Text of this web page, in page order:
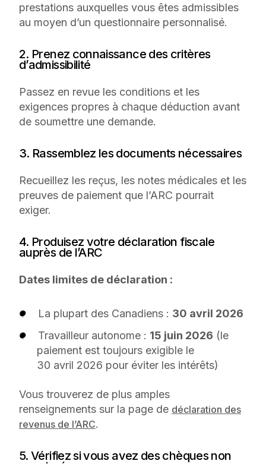
prestations auxquelles vous êtes admissibles
au moyen d’un questionnaire personnalisé.
2. Prenez connaissance des critères
d’admissibilité
Passez en revue les conditions et les
exigences propres à chaque déduction avant
de soumettre une demande.
3. Rassemblez les documents nécessaires
Recueillez les reçus, les notes médicales et les
preuves de paiement que l’ARC pourrait
exiger.
4. Produisez votre déclaration fiscale
auprès de l’ARC
Dates limites de déclaration :
La plupart des Canadiens : 30 avril 2026
Travailleur autonome : 15 juin 2026 (le
paiement est toujours exigible le
30 avril 2026 pour éviter les intérêts)
Vous trouverez de plus amples
renseignements sur la page de déclaration des
revenus de l’ARC.
5. Vérifiez si vous avez des chèques non